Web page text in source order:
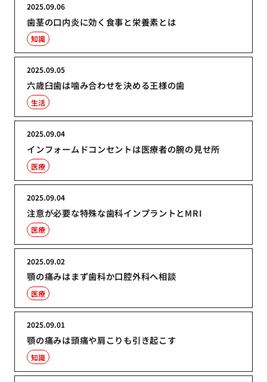
歯茎の口内炎に効く食事と栄養素とは
2025.09.06
知識
六歳臼歯は噛み合わせを決める王様の歯
2025.09.05
生活
インフォームドコンセントは医療者の腕の見せ所
2025.09.04
医療
注意が必要な特殊な歯科インプラントとMRI
2025.09.04
医療
顎の痛みはまず歯科か口腔外科へ相談
2025.09.02
医療
顎の痛みは頭痛や肩こりも引き起こす
2025.09.01
知識